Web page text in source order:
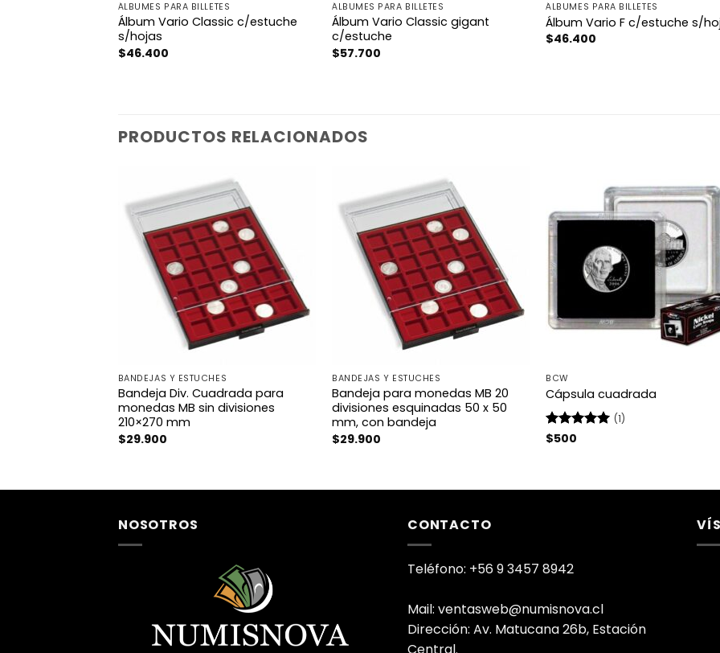
ÁLBUMES PARA BILLETES
Álbum Vario Classic c/estuche
s/hojas
$46.400
ÁLBUMES PARA BILLETES
Álbum Vario Classic gigant
c/estuche
$57.700
ÁLBUMES PARA BILLETES
Álbum Vario F c/estuche s/
$46.400
PRODUCTOS RELACIONADOS
BANDEJAS Y ESTUCHES
Bandeja Div. Cuadrada para
monedas MB sin divisiones
210×270 mm
$29.900
BANDEJAS Y ESTUCHES
Bandeja para monedas MB 20
divisiones esquinadas 50 x 50
mm, con bandeja
$29.900
BCW
Cápsula cuadrada
Valorado
(1)
$500
NOSOTROS CONTACTO
Teléfono: +56 9 3457 8942
Mail: ventasweb@numisnova.cl
Dirección: Av. Matucana 26b, Estación
Central.